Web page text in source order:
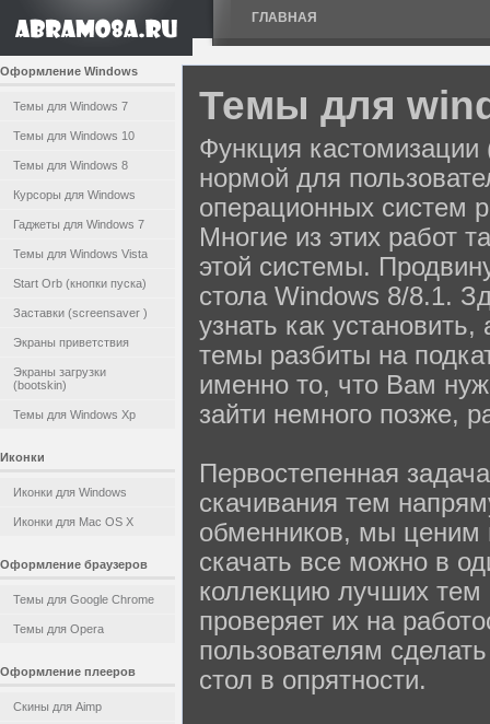
ГЛАВНАЯ
Оформление Windows
Темы для Windows 7
Темы для Windows 10
Темы для Windows 8
Курсоры для Windows
Гаджеты для Windows 7
Темы для Windows Vista
Start Orb (кнопки пуска)
Заставки (screensaver )
Экраны приветствия
Экраны загрузки
(bootskin)
Темы для Windows Xp
Иконки
Иконки для Windows
Иконки для Mac OS X
Оформление браузеров
Темы для Google Chrome
Темы для Opera
Оформление плееров
Скины для Aimp
Темы для
Функция
нормой для
операционных систем
Многие из этих работ
этой системы.
стола Windows 8/8.1.
узнать как
темы разбиты на
именно то, что Вам
зайти немного позже,
Первостепенная
скачивания тем
обменников, мы ценим
скачать все можно в
коллекцию лучших тем
проверяет их на
пользователям
стол в опрятности.